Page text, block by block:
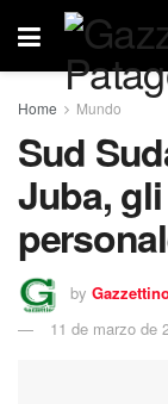
Home Mundo
Sud
Juba,
by
11 de marzo de